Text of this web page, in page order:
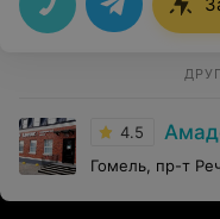
доброе отношение ко мне. Хочу пожелать
профессиональных
4.5
Гомель, пр-т